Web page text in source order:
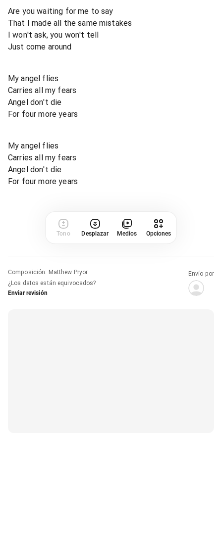
Are you waiting for me to say
That I made all the same mistakes
I won't ask, you won't tell
Just come around
My angel flies
Carries all my fears
Angel don't die
For four more years
My angel flies
Carries all my fears
Angel don't die
For four more years
Tono Desplazar Medios Opciones
Composición: Matthew Pryor
¿Los datos están equivocados?
Enviar revisión
Envío por